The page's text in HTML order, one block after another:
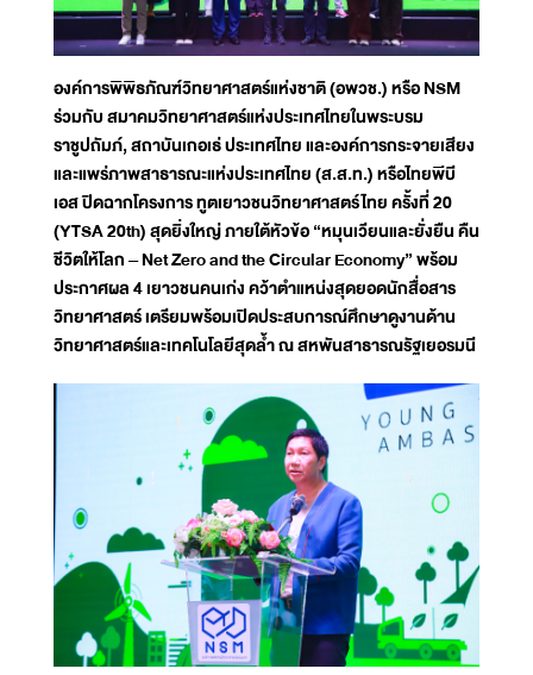
องค์การพิพิธภัณฑ์วิทยาศาสตร์แห่งชาติ (อพวช.) หรือ NSM
ร่วมกับ สมาคมวิทยาศาสตร์แห่งประเทศไทยในพระบรม
ราชูปถัมภ์, สถาบันเกอเธ่ ประเทศไทย และองค์การกระจายเสียง
และแพร่ภาพสาธารณะแห่งประเทศไทย (ส.ส.ท.) หรือไทยพีบี
เอส ปิดฉากโครงการ ทูตเยาวชนวิทยาศาสตร์ไทย ครั้งที่ 20
(YTSA 20th) สุดยิ่งใหญ่ ภายใต้หัวข้อ “หมุนเวียนและยั่งยืน คืน
ชีวิตให้โลก – Net Zero and the Circular Economy” พร้อม
ประกาศผล 4 เยาวชนคนเก่ง คว้าตำแหน่งสุดยอดนักสื่อสาร
วิทยาศาสตร์ เตรียมพร้อมเปิดประสบการณ์ศึกษาดูงานด้าน
วิทยาศาสตร์และเทคโนโลยีสุดล้ำ ณ สหพันสาธารณรัฐเยอรมนี